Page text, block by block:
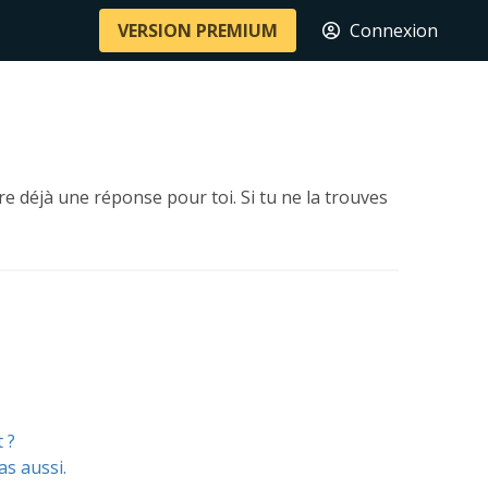
VERSION PREMIUM Connexion
déjà une réponse pour toi. Si tu ne la trouves
?
aussi.